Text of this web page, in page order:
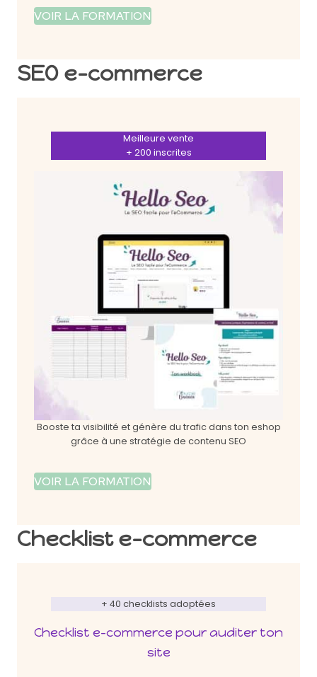
VOIR LA FORMATION
SEO e-commerce
Meilleure vente
+ 200 inscrites
Booste ta visibilité et génère du trafic dans ton eshop
grâce à une stratégie de contenu SEO
VOIR LA FORMATION
Checklist e-commerce
+ 40 checklists adoptées
Checklist e-commerce pour auditer ton
site